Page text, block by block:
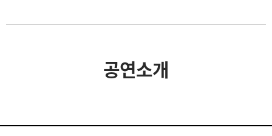
공연소개